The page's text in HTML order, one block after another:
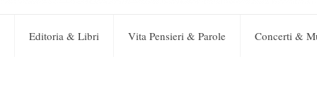
Editoria & Libri Vita Pensieri & Parole Concerti &